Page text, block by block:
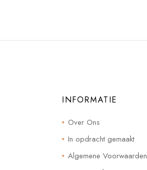
INFORMATIE
Over Ons
In opdracht gemaakt
Algemene Voorwaarden